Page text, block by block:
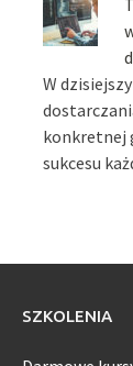
W
konkretnej
sukcesu
SZKOLENIA